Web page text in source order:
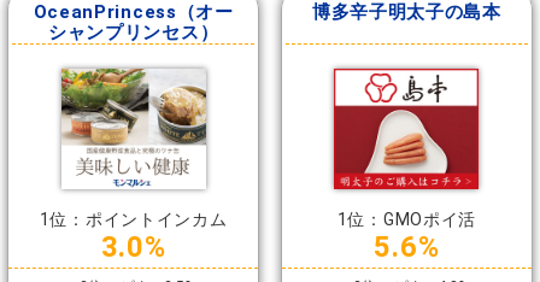
OceanPrincess（オー
シャンプリンセス）
1位：ポイントインカム
3.0%
博多辛子明太子の島本
1位：GMOポイ活
5.6%